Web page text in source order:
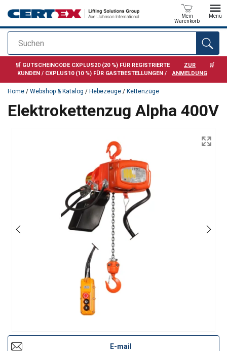
Suchen
Mein
Warenkorb
Menü
Anfragen
🛒 GUTSCHEINCODE CXPLUS20 (20 %) FÜR REGISTRIERTE
KUNDEN / CXPLUS10 (10 %) FÜR GASTBESTELLUNGEN /
ZUR
ANMELDUNG
🛒
Home / Webshop & Katalog / Hebezeuge / Kettenzüge
Elektrokettenzug Alpha 400V
E-mail